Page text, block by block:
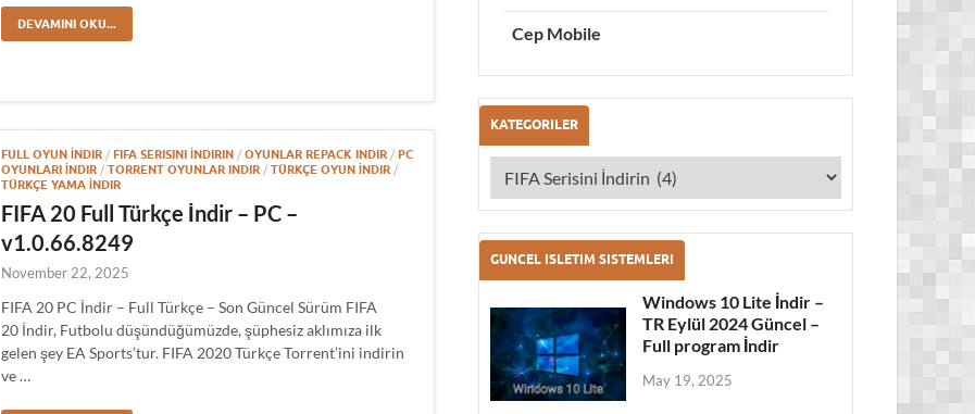
DEVAMINI OKU...
FULL OYUN İNDIR / FIFA SERISINI İNDIRIN / OYUNLAR REPACK INDIR / PC
OYUNLARI İNDIR / TORRENT OYUNLAR INDIR / TÜRKÇE OYUN İNDIR /
TÜRKÇE YAMA İNDIR
FIFA 20 Full Türkçe İndir – PC –
v1.0.66.8249
November 22, 2025
FIFA 20 PC İndir – Full Türkçe – Son Güncel Sürüm FIFA
20 İndir, Futbolu düşündüğümüzde, şüphesiz aklımıza ilk
gelen şey EA Sports’tur. FIFA 2020 Türkçe Torrent’ini indirin
ve …
Cep Mobile
KATEGORILER
GUNCEL ISLETIM SISTEMLERI
Windows 10 Lite İndir –
TR Eylül 2024 Güncel –
Full program İndir
May 19, 2025